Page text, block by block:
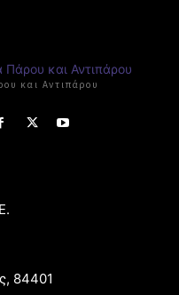
και Αντιπάρου
84401